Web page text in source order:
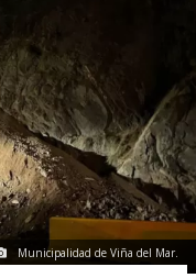
Municipalidad de Viña del Mar.